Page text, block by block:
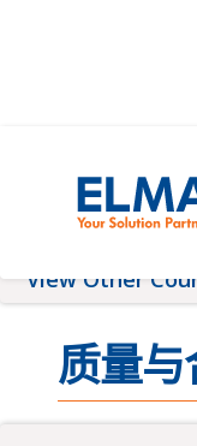
View Other
France质量